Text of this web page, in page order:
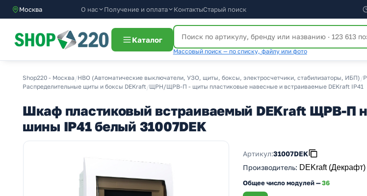
Москва О нас Получение и оплата КонтактыСтарый поиск
Каталог
Массовый поиск — по списку, файлу или фото
Shop220 - Москва /НВО (Автоматические выключатели, УЗО, щиты, боксы, электросчетчики, стабилизаторы, ИБП) /
Распределительные щиты и боксы DEKraft/ЩРН/ЩРВ-П - щиты пластиковые навесные и встраиваемые DEKraft IP41
Шкаф пластиковый встраиваемый DEKraft ЩРВ-П
шины IP41 белый 31007DEK
Артикул:31007DEK
Производитель: DEKraft (Декрафт)
Общее число модулей —36